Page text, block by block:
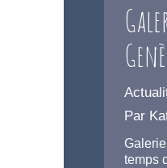
Par
temps